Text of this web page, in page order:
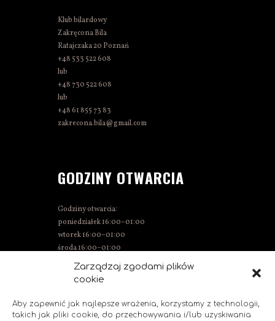
Zarządzaj zgodami plików
cookie
Aby zapewnić jak najlepsze wrażenia, korzystamy z technologii,
takich jak pliki cookie, do przechowywania i/lub uzyskiwania
Klub bilardowy
Zakręcona Bila
Ratajczaka 20 Poznań
+48 533 522 608
lub
+48 730 522 608
lub
+48 61 855 73 83
zakrecona.bila@gmail.com
GODZINY OTWARCIA
Godziny otwarcia:
poniedziałek 16:00–01:00
wtorek 16:00–01:00
środa 16:00–01:00
czwartek 15:00–01:00
piątek 15:00–02:00
niedziela 14:00–00:00